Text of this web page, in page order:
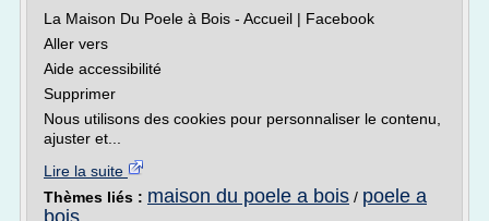
La Maison Du Poele à Bois - Accueil | Facebook
Aller vers
Aide accessibilité
Supprimer
Nous utilisons des cookies pour personnaliser le contenu,
ajuster et...
Lire la suite
Thèmes liés : maison du poele a bois / poele a
bois